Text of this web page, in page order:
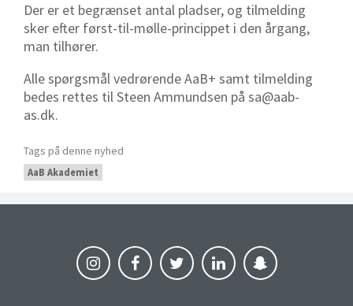
Der er et begrænset antal pladser, og tilmelding
sker efter først-til-mølle-princippet i den årgang,
man tilhører.
Alle spørgsmål vedrørende AaB+ samt tilmelding
bedes rettes til Steen Ammundsen på sa@aab-
as.dk.
Tags på denne nyhed
AaB Akademiet